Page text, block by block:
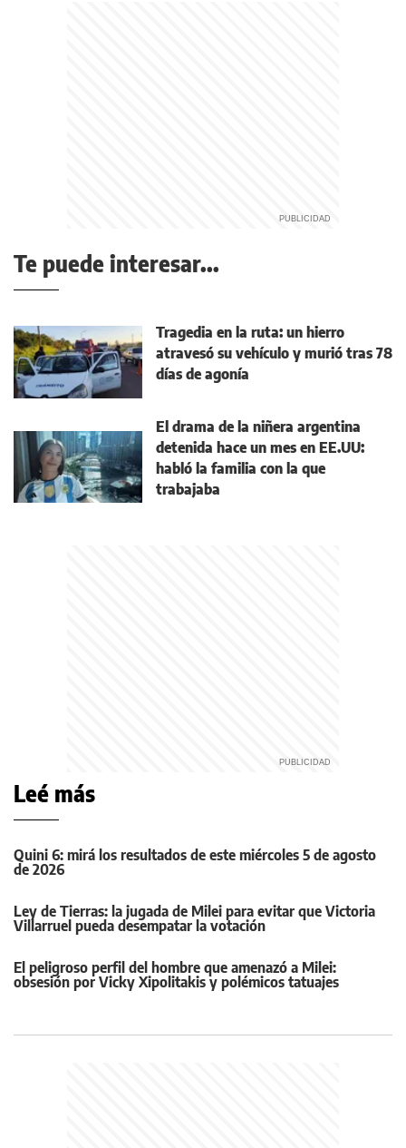
Te puede interesar...
Tragedia en la ruta: un hierro
atravesó su vehículo y murió tras 78
días de agonía
El drama de la niñera argentina
detenida hace un mes en EE.UU:
habló la familia con la que
trabajaba
Leé más
Quini 6: mirá los resultados de este miércoles 5 de agosto
de 2026
Ley de Tierras: la jugada de Milei para evitar que Victoria
Villarruel pueda desempatar la votación
El peligroso perfil del hombre que amenazó a Milei:
obsesión por Vicky Xipolitakis y polémicos tatuajes